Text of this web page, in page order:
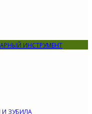
ИНСТРУМЕНТ